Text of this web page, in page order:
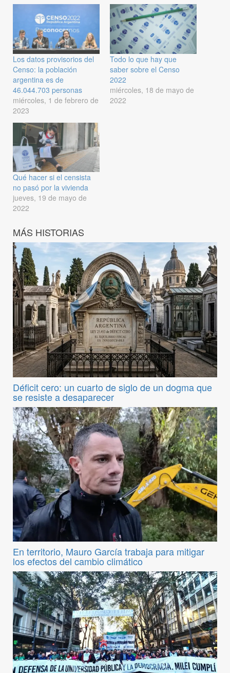
Los datos provisorios del
Censo: la población
argentina es de
46.044.703 personas
miércoles, 1 de febrero de
2023
Todo lo que hay que
saber sobre el Censo
2022
miércoles, 18 de mayo de
2022
Qué hacer si el censista
no pasó por la vivienda
jueves, 19 de mayo de
2022
MÁS HISTORIAS
Déficit cero: un cuarto de siglo de un dogma que
se resiste a desaparecer
En territorio, Mauro García trabaja para mitigar
los efectos del cambio climático